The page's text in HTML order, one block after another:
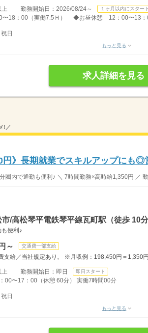
上 勤務開始日：2026/08/24～ １ヶ月以内にスタート
〜18：00（実働7.5Ｈ） ◆お昼休憩 12：00〜13：
日
もっと見る
求人詳細を見る
!／
円》長期就業でスキルアップにも◎
圏内で通勤も便利♪ ＼ 7時間勤務×高時給1,350円 ／
/高松琴平電鉄琴平線瓦町駅（徒歩 10分
便利♪
～ 交通費一部支給
支給／当社規定あり。 ※月収例：198,450円＝1,350
上 勤務開始日：即日 即日スタート
00〜17：00（休憩 60分） 実働7時間00分
日
もっと見る